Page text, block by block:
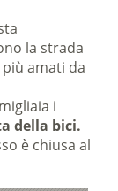
la strada
amati da
i
della bici.
è chiusa al